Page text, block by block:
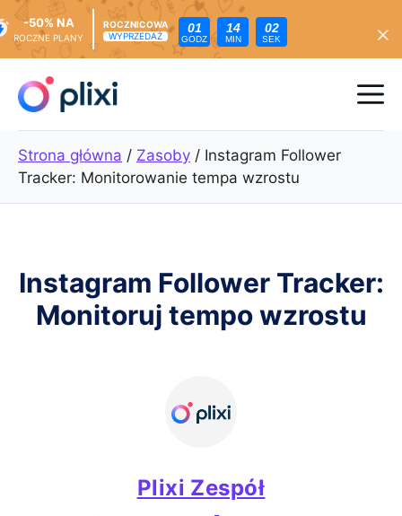
treści
-50% NA
ROCZNE PLANY
ROCZNICOWA
WYPRZEDAŻ
01
GODZ
14
MIN
01
SEK
Strona główna / Zasoby / Instagram Follower
Tracker: Monitorowanie tempa wzrostu
Instagram Follower Tracker:
Monitoruj tempo wzrostu
Plixi Zespół